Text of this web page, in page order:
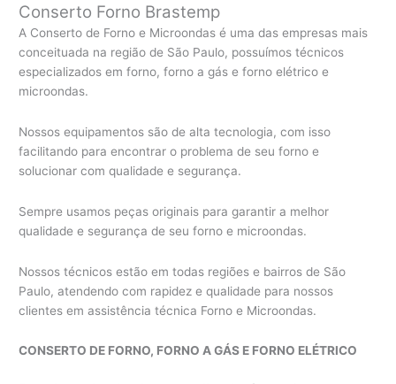
Conserto Forno Brastemp
A Conserto de Forno e Microondas é uma das empresas mais
conceituada na região de São Paulo, possuímos técnicos
especializados em forno, forno a gás e forno elétrico e
microondas.
Nossos equipamentos são de alta tecnologia, com isso
facilitando para encontrar o problema de seu forno e
solucionar com qualidade e segurança.
Sempre usamos peças originais para garantir a melhor
qualidade e segurança de seu forno e microondas.
Nossos técnicos estão em todas regiões e bairros de São
Paulo, atendendo com rapidez e qualidade para nossos
clientes em assistência técnica Forno e Microondas.
CONSERTO DE FORNO, FORNO A GÁS E FORNO ELÉTRICO